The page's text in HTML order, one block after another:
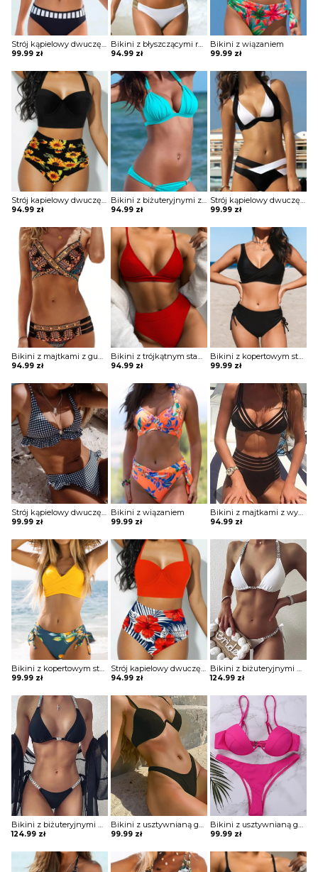
Strój kąpielowy dwuczęściowy z wiązaniem na biuście
99.99 zł
Bikini z błyszczącymi ramiączkami i gumkami przy majtkach
94.99 zł
Bikini z wiązaniem
99.99 zł
Strój kapielowy dwuczęściowy z topem i drapowanymi majtkami z wysokim stanem
94.99 zł
Bikini z biżuteryjnymi zdobieniami
94.99 zł
Strój kąpielowy dwuczęściowy z paskami
99.99 zł
Bikini z majtkami z gumkami i stanikiem wiązanym pod biustem
94.99 zł
Bikini z trójkątnym stanikiem
94.99 zł
Bikini z kopertowym stanikiem sznurowane
99.99 zł
Strój kąpielowy dwuczęściowy z falbankami
99.99 zł
Bikini z wiązaniem
99.99 zł
Bikini z majtkami z wysokim stanem i stanikiem z paskami
94.99 zł
Bikini z kopertowym stanikiem sznurowane
99.99 zł
Strój kapielowy dwuczęściowy z topem i drapowanymi majtkami z wysokim stanem
94.99 zł
Bikini z biżuteryjnymi kamieniami
124.99 zł
Bikini z biżuteryjnymi kamieniami
124.99 zł
Bikini z usztywnianą górą i wyciętym dołem
99.99 zł
Bikini z usztywnianą górą i wyciętym dołem
99.99 zł